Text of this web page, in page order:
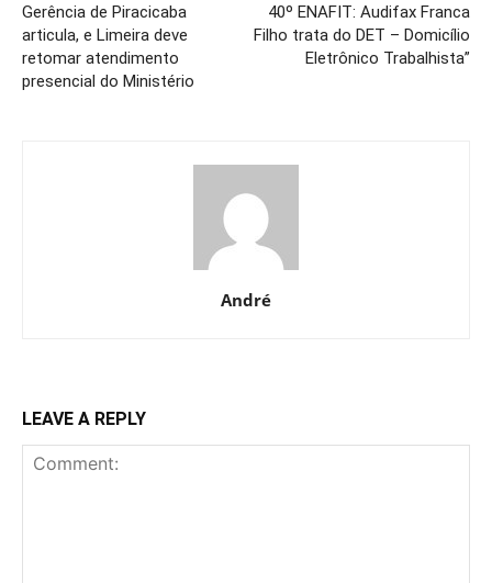
Gerência de Piracicaba
articula, e Limeira deve
retomar atendimento
presencial do Ministério
40º ENAFIT: Audifax Franca
Filho trata do DET – Domicílio
Eletrônico Trabalhista”
André
LEAVE A REPLY